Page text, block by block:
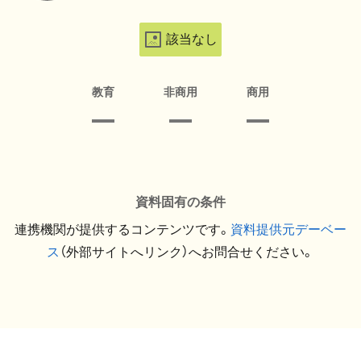
該当なし
教育 非商用 商用
資料固有の条件
連携機関が提供するコンテンツです。 資料提供元デーベー
ス （外部サイトへリンク）へお問合せください。